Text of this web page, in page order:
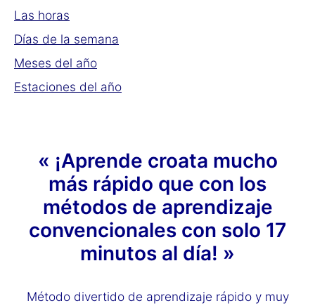
Las horas
Días de la semana
Meses del año
Estaciones del año
« ¡Aprende croata mucho
más rápido que con los
métodos de aprendizaje
convencionales con solo 17
minutos al día! »
Método divertido de aprendizaje rápido y muy